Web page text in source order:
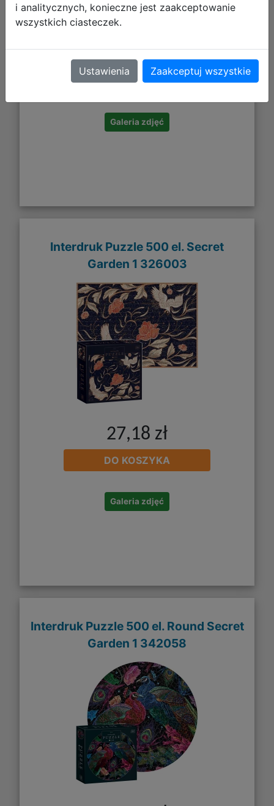
29,99 zł
DO KOSZYKA
Galeria zdjęć
Interdruk Puzzle 500 el. Secret
Garden 1 326003
27,18 zł
DO KOSZYKA
Galeria zdjęć
Interdruk Puzzle 500 el. Round Secret
Garden 1 342058
i analitycznych, konieczne jest zaakceptowanie
wszystkich ciasteczek.
Ustawienia Zaakceptuj wszystkie